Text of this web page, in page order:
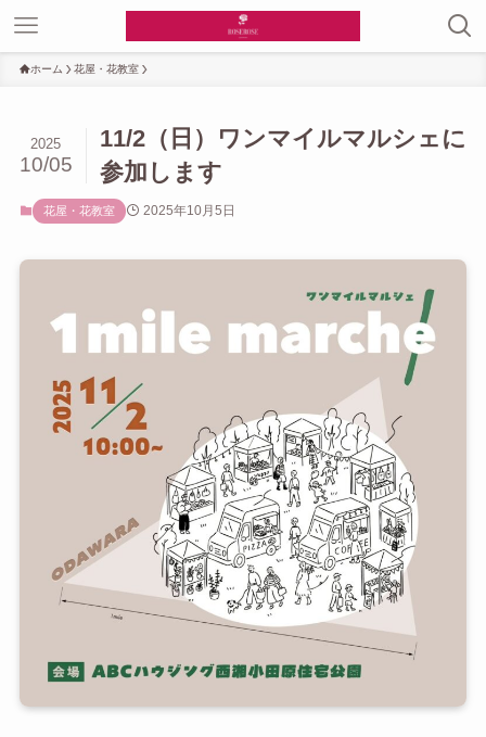
ホーム 花屋・花教室
11/2（日）ワンマイルマルシェに
参加します
2025
10/05
花屋・花教室 2025年10月5日